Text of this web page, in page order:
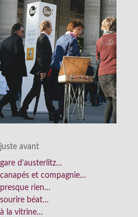
juste avant
gare d’austerlitz…
canapés et compagnie…
presque rien…
sourire béat…
à la vitrine…